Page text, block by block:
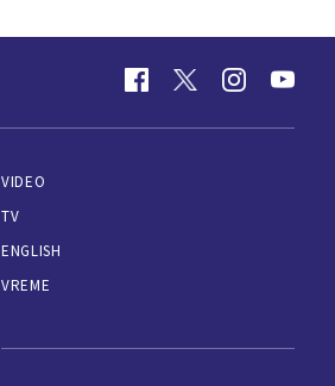
VIDEO
TV
ENGLISH
VREME